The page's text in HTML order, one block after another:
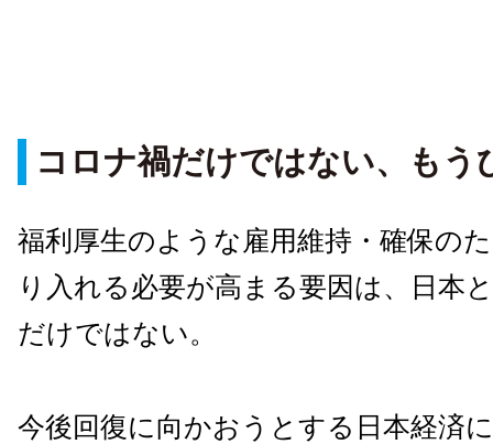
コロナ禍だけではない、もう
福利厚生のような雇用維持・確保の
り入れる必要が高まる要因は、日本
だけではない。
今後回復に向かおうとする日本経済